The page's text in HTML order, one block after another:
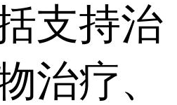
支持治
治疗、